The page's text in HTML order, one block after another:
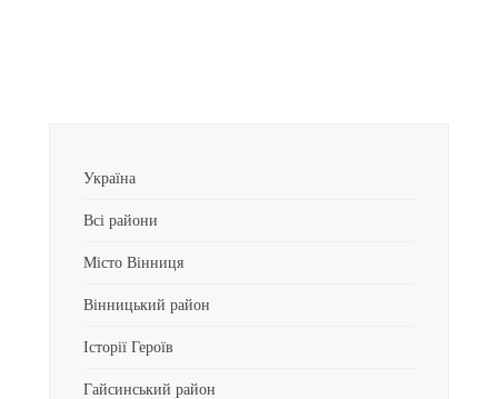
Україна
Всі райони
Місто Вінниця
Вінницький район
Історії Героїв
Гайсинський район